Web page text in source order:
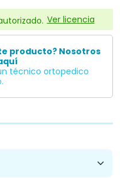
Ver licencia
producto? Nosotros
técnico ortopedico